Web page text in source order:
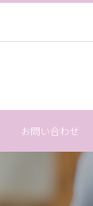
お問い合わせ